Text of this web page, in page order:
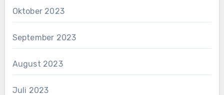
Oktober 2023
September 2023
August 2023
Juli 2023